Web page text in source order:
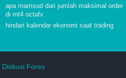
apa mamsud dari jumlah maksimal order
di mt4 octafx
hindari kalendar ekonomi saat trading
Diskusi Forex